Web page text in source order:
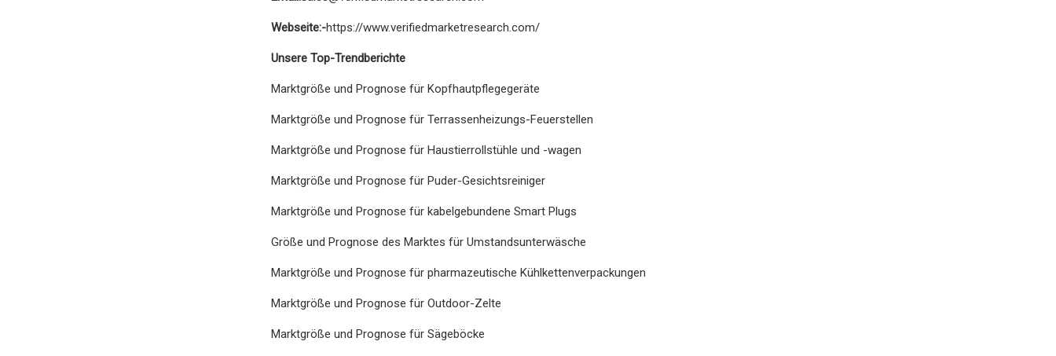
Webseite:-https://www.verifiedmarketresearch.com/
Unsere Top-Trendberichte
Marktgröße und Prognose für Kopfhautpflegegeräte
Marktgröße und Prognose für Terrassenheizungs-Feuerstellen
Marktgröße und Prognose für Haustierrollstühle und -wagen
Marktgröße und Prognose für Puder-Gesichtsreiniger
Marktgröße und Prognose für kabelgebundene Smart Plugs
Größe und Prognose des Marktes für Umstandsunterwäsche
Marktgröße und Prognose für pharmazeutische Kühlkettenverpackungen
Marktgröße und Prognose für Outdoor-Zelte
Marktgröße und Prognose für Sägeböcke